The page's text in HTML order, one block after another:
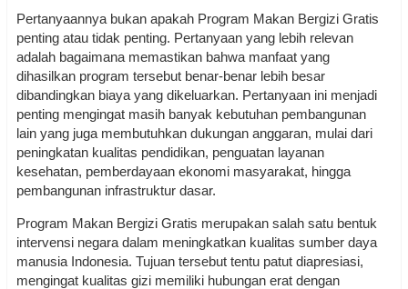
Pertanyaannya bukan apakah Program Makan Bergizi Gratis
penting atau tidak penting. Pertanyaan yang lebih relevan
adalah bagaimana memastikan bahwa manfaat yang
dihasilkan program tersebut benar-benar lebih besar
dibandingkan biaya yang dikeluarkan. Pertanyaan ini menjadi
penting mengingat masih banyak kebutuhan pembangunan
lain yang juga membutuhkan dukungan anggaran, mulai dari
peningkatan kualitas pendidikan, penguatan layanan
kesehatan, pemberdayaan ekonomi masyarakat, hingga
pembangunan infrastruktur dasar.
Program Makan Bergizi Gratis merupakan salah satu bentuk
intervensi negara dalam meningkatkan kualitas sumber daya
manusia Indonesia. Tujuan tersebut tentu patut diapresiasi,
mengingat kualitas gizi memiliki hubungan erat dengan